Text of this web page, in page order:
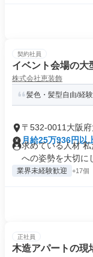
契約社員
イベント会場の大
株式会社恵装飾
髪色・髪型自由/経
〒532-0011大阪
月給25万936円以
求めている人材
への姿勢を大切に
業界未経験歓迎 +17個
正社員
木造アパートの現